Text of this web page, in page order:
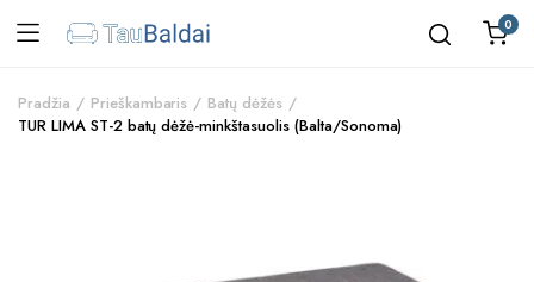
0
Pradžia Prieškambaris
Batų dėžės
TUR LIMA ST-2 batų dėžė-minkštasuolis (Balta/Sonoma)